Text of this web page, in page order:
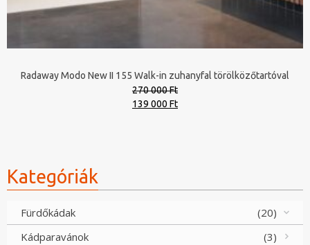
Radaway Modo New II 155 Walk-in zuhanyfal törölközőtartóval
270 000 Ft
Original
139 000 FtCurrent
Kategóriák
Fürdőkádak
(20)
Kádparavánok
(3)